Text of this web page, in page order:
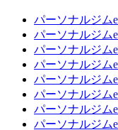
パーソナルジム
パーソナルジム
パーソナルジム
パーソナルジム
パーソナルジム
パーソナルジム
パーソナルジム
パーソナルジム